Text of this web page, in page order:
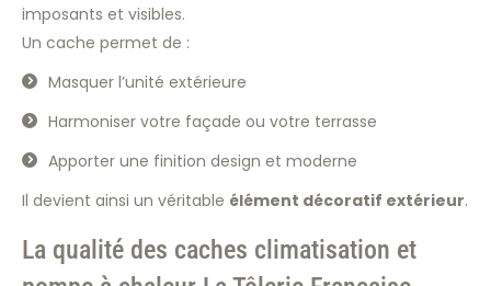
imposants et visibles.
Un cache permet de :
Masquer l’unité extérieure
Harmoniser votre façade ou votre terrasse
Apporter une finition design et moderne
Il devient ainsi un véritable élément décoratif extérieur.
La qualité des caches climatisation et